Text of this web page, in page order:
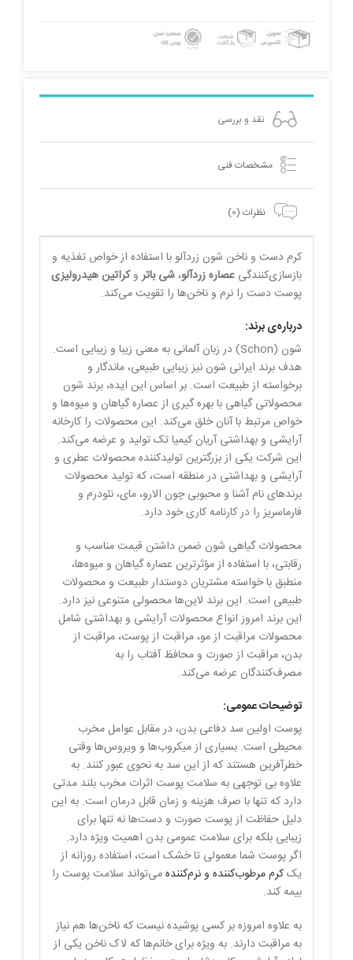
نقد و بررسی
مشخصات فنی
نظرات (0)
کرم دست و ناخن شون زردآلو با استفاده از خواص تغذیه و
بازسازی‌کنندگی عصاره زردآلو، شی باتروکراتین هیدرولیزی
پوست دست‌ را نرم و ناخن‌ها را تقویت می‌کند.
درباره‌ی برند:
شون (Schon) در زبان آلمانی به معنی زیبا و زیبایی است.
هدف برند ایرانی شون نیز زیبایی طبیعی، ماندگار و
برخواسته از طبیعت است. بر اساس این ایده، برند شون
محصولاتی گیاهی با بهره گیری از عصاره گیاهان و میوه‌ها و
خواص مرتبط با آنان خلق می‌کند. این محصولات را کارخانه
آرایشی و بهداشتی آریان کیمیا تک تولید و عرضه می‌کند.
این شرکت یکی از بزرگترین تولیدکننده محصولات عطری و
آرایشی و بهداشتی در منطقه است، که تولید محصولات
برندهای نام آشنا و محبوبی چون الارو، مای، نئودرم و
فارماسریز را در کارنامه کاری خود دارد.
محصولات گیاهی شون ضمن داشتن قیمت مناسب و
رقابتی، با استفاده از مؤثرترین عصاره گیاهان و میوه‌ها،
منطبق با خواسته مشتریان دوستدار طبیعت و محصولات
طبیعی است. این برند لاین‌ها محصولی متنوعی نیز دارد.
این برند امروز انواع محصولات آرایشی و بهداشتی شامل
محصولات مراقبت از مو، مراقبت از پوست، مراقبت از
بدن، مراقبت از صورت و محافظ آفتاب را به
مصرف‌کنندگان عرضه می‌کند.
توضیحات عمومی:
پوست اولین سد دفاعی بدن، در مقابل عوامل مخرب
محیطی است. بسیاری از میکروب‌ها و ویروس‌ها وقتی
خطرآفرین هستند که از این سد به نحوی عبور کنند. به
علاوه بی توجهی به سلامت پوست اثرات مخرب بلند مدتی
دارد که تنها با صرف هزینه و زمان قابل درمان است. به این
دلیل حفاظت از پوست صورت و دست‌ها نه تنها برای
زیبایی بلکه برای سلامت عمومی بدن اهمیت ویژه دارد.
اگر پوست شما معمولی تا خشک است، استفاده روزانه از
یککرم مرطوب‌کننده و نرم‌کنندهمی‌تواند سلامت پوست را
بیمه کند.
به علاوه امروزه بر کسی پوشیده نیست که ناخن‌ها هم نیاز
به مراقبت دارند. به ویژه برای خانم‌ها که لاک ناخن یکی از